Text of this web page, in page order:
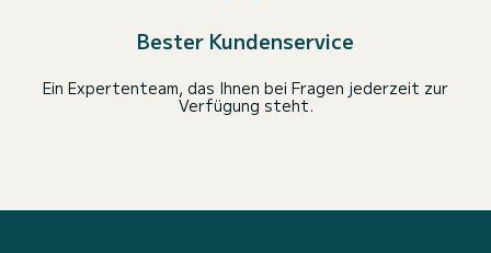
Bester Kundenservice
Ein Expertenteam, das Ihnen bei Fragen jederzeit zur
Verfügung steht.